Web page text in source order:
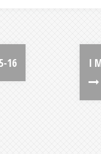
16